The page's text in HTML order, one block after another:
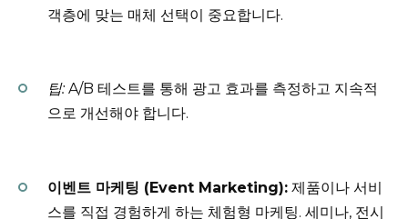
객층에 맞는 매체 선택이 중요합니다.
팁:A/B 테스트를 통해 광고 효과를 측정하고 지속적
으로 개선해야 합니다.
이벤트 마케팅 (Event Marketing): 제품이나 서비
스를 직접 경험하게 하는 체험형 마케팅. 세미나, 전시